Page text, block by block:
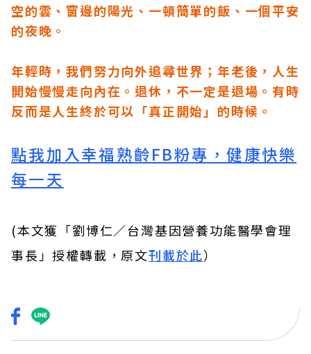
空的雲、窗邊的陽光、一頓簡單的飯、一個平安
的夜晚。
年輕時，我們努力向外追尋世界；年老後，人生
開始慢慢走向內在。退休，不一定是退場。有時
反而是人生終於可以「真正開始」的時候。
點我加入幸福熟齡FB粉專，健康快樂
每一天
(本文獲「劉博仁／台灣基因營養功能醫學會理
事長」授權轉載，原文刊載於此）